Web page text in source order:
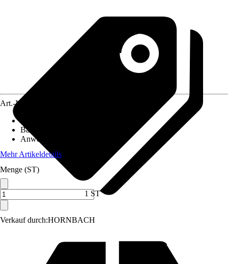
Verkauf durch:HORNBACH
Art.-Nr.
Bauhöhe
Anwendungsbereich
Mehr Artikeldetails
Menge (ST)
1 ST